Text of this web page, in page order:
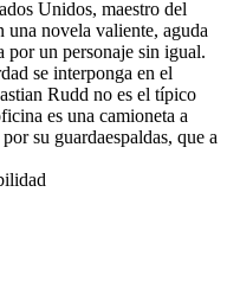
Unidos, maestro del
novela valiente, aguda
por un personaje sin igual.
se interponga en el
Rudd no es el típico
es una camioneta a
su guardaespaldas, que a